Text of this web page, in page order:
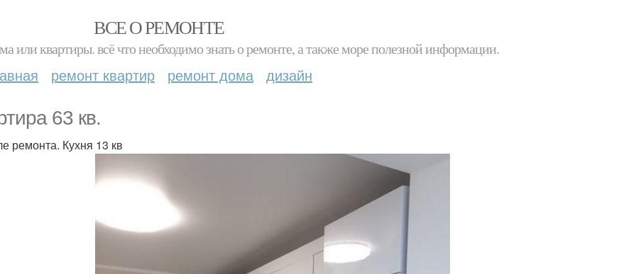
ВСЕ О РЕМОНТЕ
или квартиры. всё что необходимо знать о ремонте, а также море полезной информации.
ремонт квартир ремонт дома дизайн
63 кв.
ремонта. Кухня 13 кв